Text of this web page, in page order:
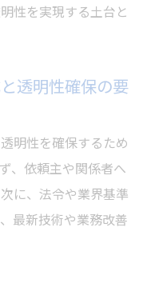
性を実現する土台と
透明性確保の要
明性を確保するため
、依頼主や関係者へ
に、法令や業界基準
最新技術や業務改善